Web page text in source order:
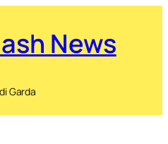
News
Garda